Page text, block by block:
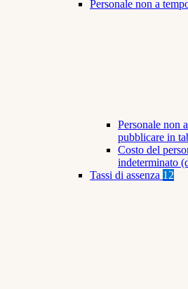
Personale non a
Personale non
pubblicare in
Costo del
indeterminato
Tassi di assenza 12